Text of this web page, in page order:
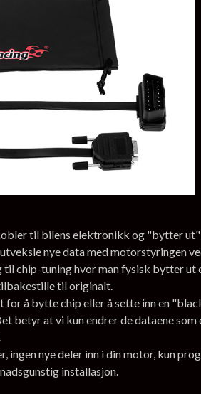
til bilens elektronikk og "bytter
nye data med motorstyringen
chip-tuning hvor man fysisk bytter
til originalt.
for å bytte chip eller å sette inn en
betyr at vi kun endrer de dataene
ingen nye deler inn i din motor, kun
installasjon.